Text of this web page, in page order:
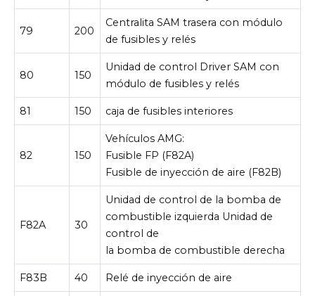
79 200
Centralita SAM trasera con módulo
de fusibles y relés
80 150
Unidad de control Driver SAM con
módulo de fusibles y relés
81 150 caja de fusibles interiores
82 150
Vehículos AMG:
Fusible FP (F82A)
Fusible de inyección de aire (F82B)
F82A 30
Unidad de control de la bomba de
combustible izquierda Unidad de
control de
la bomba de combustible derecha
F83B 40 Relé de inyección de aire